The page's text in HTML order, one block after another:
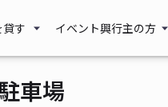
す イベント興行主の方
車場